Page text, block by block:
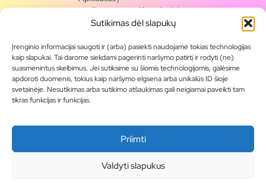
Sutikimas dėl slapukų
Įrenginio informacijai saugoti ir (arba) pasiekti naudojame tokias technologijas
kaip slapukai. Tai darome siekdami pagerinti naršymo patirtį ir rodyti (ne)
suasmenintus skelbimus. Jei sutiksime su šiomis technologijomis, galėsime
apdoroti duomenis, tokius kaip naršymo elgsena arba unikalūs ID šioje
svetainėje. Nesutikimas arba sutikimo atšaukimas gali neigiamai paveikti tam
tikras funkcijas ir funkcijas.
Priimti
Valdyti slapukus
naujienų
siena
Tapkite
partneriu
Visas
produktų
asortimentas
Produktų
Blogas
Kontaktai /
rekvizitai